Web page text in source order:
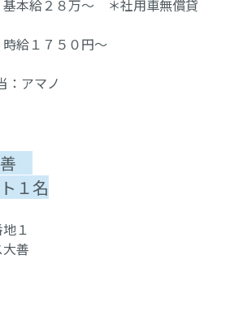
基本給２８万～ ＊社用車無償貸
時給１７５０円～
アマノ
１名
１
善